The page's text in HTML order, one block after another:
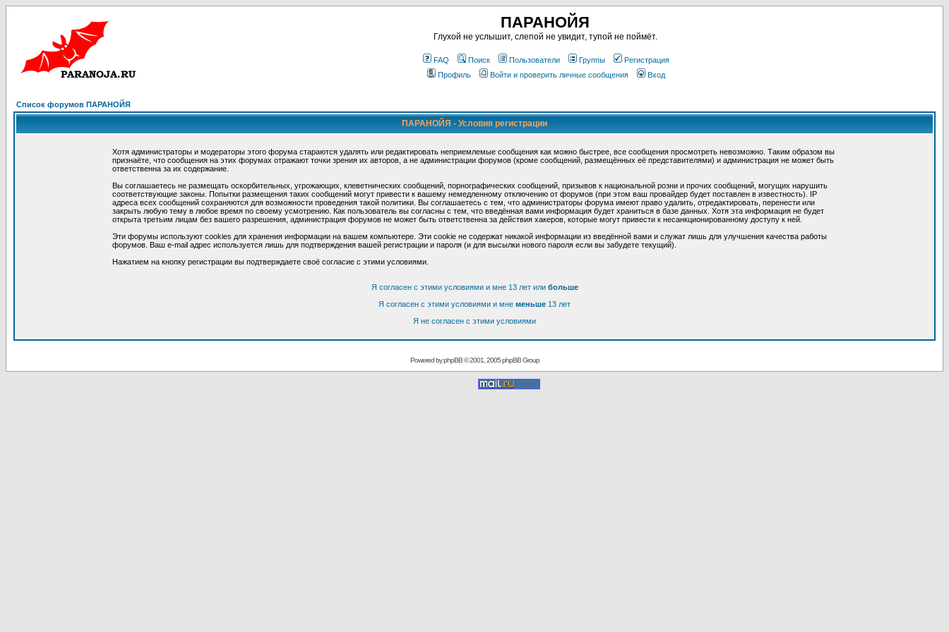
ПАРАНОЙЯ
Глухой не услышит, слепой не увидит, тупой не поймёт.
FAQ Поиск Пользователи Группы
Регистрация
Профиль
Войти и проверить личные сообщения Вход
Список форумов ПАРАНОЙЯ
ПАРАНОЙЯ - Условия регистрации
Хотя администраторы и модераторы этого форума стараются удалять или редактировать неприемлемые сообщения как можно быстрее, все сообщения просмотреть невозможно. Таким образом вы
признаёте, что сообщения на этих форумах отражают точки зрения их авторов, а не администрации форумов (кроме сообщений, размещённых её представителями) и администрация не может быть
ответственна за их содержание.
Вы соглашаетесь не размещать оскорбительных, угрожающих, клеветнических сообщений, порнографических сообщений, призывов к национальной розни и прочих сообщений, могущих нарушить
соответствующие законы. Попытки размещения таких сообщений могут привести к вашему немедленному отключению от форумов (при этом ваш провайдер будет поставлен в известность). IP
адреса всех сообщений сохраняются для возможности проведения такой политики. Вы соглашаетесь с тем, что администраторы форума имеют право удалить, отредактировать, перенести или
закрыть любую тему в любое время по своему усмотрению. Как пользователь вы согласны с тем, что введённая вами информация будет храниться в базе данных. Хотя эта информация не будет
открыта третьим лицам без вашего разрешения, администрация форумов не может быть ответственна за действия хакеров, которые могут привести к несанкционированному доступу к ней.
Эти форумы используют cookies для хранения информации на вашем компьютере. Эти cookie не содержат никакой информации из введённой вами и служат лишь для улучшения качества работы
форумов. Ваш e-mail адрес используется лишь для подтверждения вашей регистрации и пароля (и для высылки нового пароля если вы забудете текущий).
Нажатием на кнопку регистрации вы подтверждаете своё согласие с этими условиями.
Я согласен с этими условиями и мне 13 лет или больше
Я согласен с этими условиями и мне меньше 13 лет
Я не согласен с этими условиями
Powered byphpBB© 2001, 2005 phpBB Group